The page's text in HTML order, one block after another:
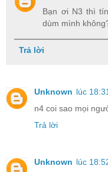
Bạn ơi N3 thì
dùm mình
Trả lời
Unknown lúc
n4 coi sao mọi
Trả lời
Unknown lúc